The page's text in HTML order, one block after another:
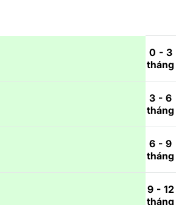
0 - 3
tháng
3 - 6
tháng
6 - 9
tháng
9 - 12
tháng